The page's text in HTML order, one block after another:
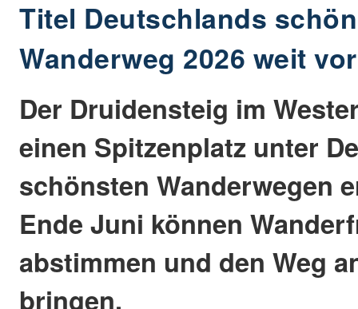
Titel Deutschlands
Wanderweg 2026 weit
Der Druidensteig im
einen Spitzenplatz unter
schönsten Wanderwegen
Ende Juni können
abstimmen und den Weg
bringen.